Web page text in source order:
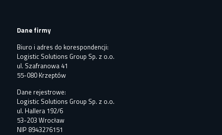
Dane firmy
Biuro i adres do korespondencji:
Logistic Solutions Group Sp. z o.o.
ul. Szafranowa 41
55-080 Krzeptów
Dane rejestrowe:
Logistic Solutions Group Sp. z o.o.
ul. Hallera 192/6
53-203 Wrocław
NIP 8943276151